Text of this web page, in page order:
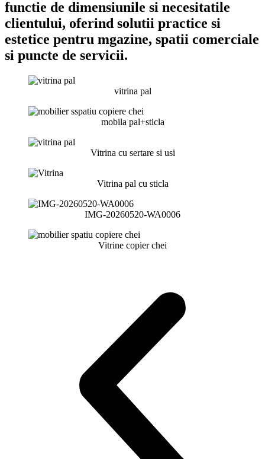
functie de dimensiunile si necesitatile
clientului, oferind solutii practice si
estetice pentru mgazine, spatii comerciale
si puncte de servicii.
vitrina pal
mobila pal+sticla
Vitrina cu sertare si usi
Vitrina pal cu sticla
IMG-20260520-WA0006
Vitrine copier chei